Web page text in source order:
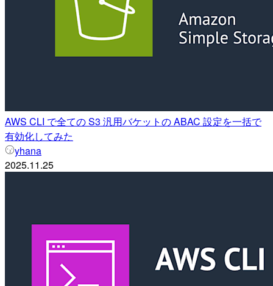
AWS CLI で全ての S3 汎用バケットの ABAC 設定を一括で
有効化してみた
yhana
2025.11.25